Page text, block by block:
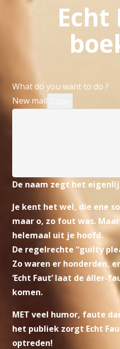
Echt
What do you want to do ?
New mail
De naam zegt het
Je kent het wel, die ene
maar o, zo fout was.
helemaal uit je hoofd.
De regelrechte “guilty
Zo waren er honderden,
‘Echt Faut’ laat de áller-
komen.
MET veel humor, faute
het publiek zorgt Echt
optreden!